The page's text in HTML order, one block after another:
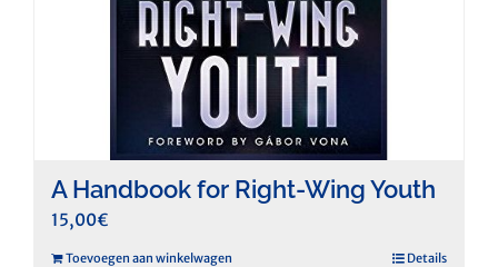
A Handbook for Right-Wing Youth
15,00€
Toevoegen aan winkelwagen Details